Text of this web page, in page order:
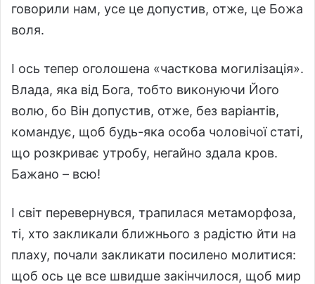
говорили нам, усе це допустив, отже, це Божа
воля.
І ось тепер оголошена «часткова могилізація».
Влада, яка від Бога, тобто виконуючи Його
волю, бо Він допустив, отже, без варіантів,
командує, щоб будь-яка особа чоловічої статі,
що розкриває утробу, негайно здала кров.
Бажано – всю!
І світ перевернувся, трапилася метаморфоза,
ті, хто закликали ближнього з радістю йти на
плаху, почали закликати посилено молитися:
щоб ось це все швидше закінчилося, щоб мир